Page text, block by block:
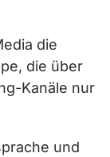
die
die über
Kanäle nur
und